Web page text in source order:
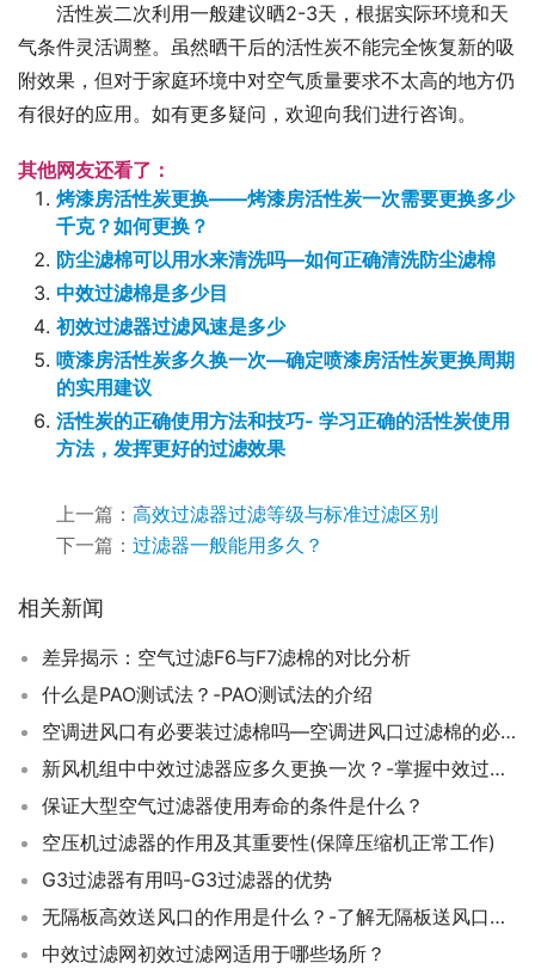
活性炭二次利用一般建议晒2-3天，根据实际环境和天
气条件灵活调整。虽然晒干后的活性炭不能完全恢复新的吸
附效果，但对于家庭环境中对空气质量要求不太高的地方仍
有很好的应用。如有更多疑问，欢迎向我们进行咨询。
其他网友还看了：
烤漆房活性炭更换——烤漆房活性炭一次需要更换多少
千克？如何更换？
防尘滤棉可以用水来清洗吗—如何正确清洗防尘滤棉
中效过滤棉是多少目
初效过滤器过滤风速是多少
喷漆房活性炭多久换一次—确定喷漆房活性炭更换周期
的实用建议
活性炭的正确使用方法和技巧- 学习正确的活性炭使用
方法，发挥更好的过滤效果
上一篇： 高效过滤器过滤等级与标准过滤区别
下一篇： 过滤器一般能用多久？
相关新闻
差异揭示：空气过滤F6与F7滤棉的对比分析
什么是PAO测试法？-PAO测试法的介绍
空调进风口有必要装过滤棉吗—空调进风口过滤棉的必要性及好处分析
新风机组中中效过滤器应多久更换一次？-掌握中效过滤器的更换周期
保证大型空气过滤器使用寿命的条件是什么？
空压机过滤器的作用及其重要性(保障压缩机正常工作)
G3过滤器有用吗-G3过滤器的优势
无隔板高效送风口的作用是什么？-了解无隔板送风口功能优势
中效过滤网初效过滤网适用于哪些场所？